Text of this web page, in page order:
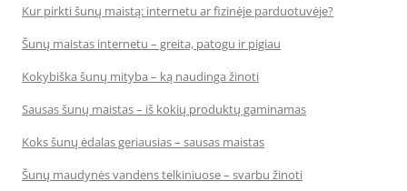
Kur pirkti šunų maistą: internetu ar fizinėje parduotuvėje?
Šunų maistas internetu – greita, patogu ir pigiau
Kokybiška šunų mityba – ką naudinga žinoti
Sausas šunų maistas – iš kokių produktų gaminamas
Koks šunų ėdalas geriausias – sausas maistas
Šunų maudynės vandens telkiniuose – svarbu žinoti